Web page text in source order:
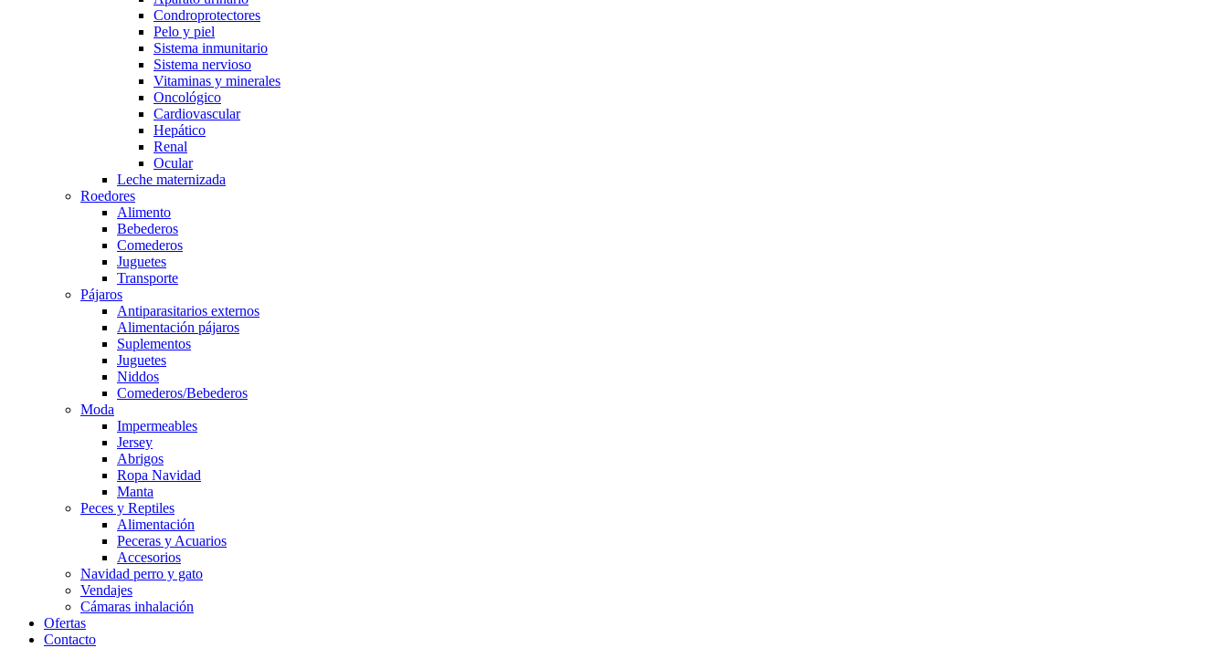
Condroprotectores
Pelo y piel
Sistema inmunitario
Sistema nervioso
Vitaminas y minerales
Oncológico
Cardiovascular
Hepático
Renal
Ocular
Leche maternizada
Roedores
Alimento
Bebederos
Comederos
Juguetes
Transporte
Pájaros
Antiparasitarios externos
Alimentación pájaros
Suplementos
Juguetes
Niddos
Comederos/Bebederos
Moda
Impermeables
Jersey
Abrigos
Ropa Navidad
Manta
Peces y Reptiles
Alimentación
Peceras y Acuarios
Accesorios
Navidad perro y gato
Vendajes
Cámaras inhalación
Ofertas
Contacto